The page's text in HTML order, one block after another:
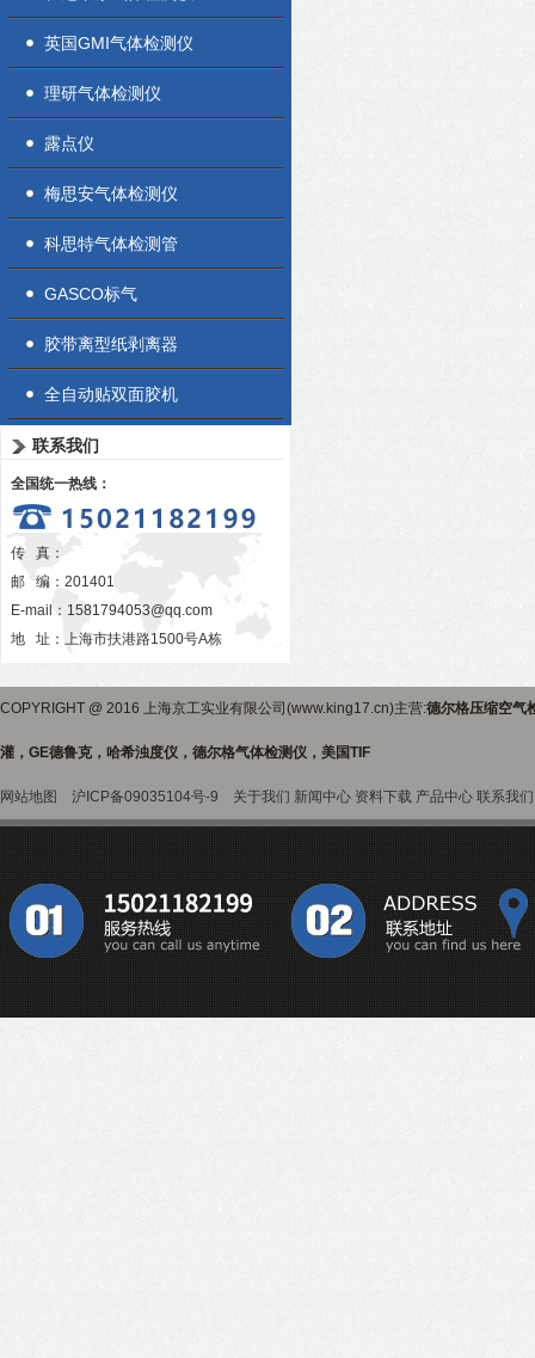
英国GMI气体检测仪
理研气体检测仪
露点仪
梅思安气体检测仪
科思特气体检测管
GASCO标气
胶带离型纸剥离器
全自动贴双面胶机
联系我们
全国统一热线：
传 真：
邮 编：201401
E-mail： 1581794053@qq.com
地 址：上海市扶港路1500号A栋
COPYRIGHT @ 2016 上海京工实业有限公司(www.king17.cn)主营:德尔格压缩空气
灌，GE德鲁克，哈希浊度仪，德尔格气体检测仪，美国TIF
网站地图 沪ICP备09035104号-9 关于我们 新闻中心 资料下载 产品中心 联系我们